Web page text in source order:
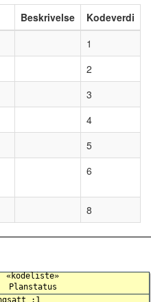
Beskrivelse
Kodeverdi
1
2
3
4
5
6
8